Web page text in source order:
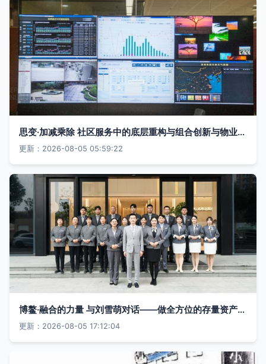
思变·加减乘除 社区服务中的底层重构与组合创新与物业管理
更新：2026-08-05 05:59:22
博鳌·融合的力量 与刘雪萌对话——做全方位的存量资产管家
更新：2026-08-05 17:12:04